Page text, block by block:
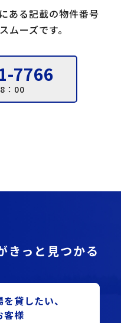
ある記載の物件番号
ムーズです。
7766
：00
きっと見つかる
貸したい、
客様